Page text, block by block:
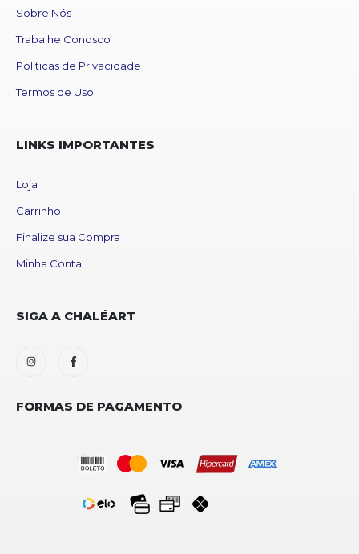
Sobre Nós
Trabalhe Conosco
Políticas de Privacidade
Termos de Uso
LINKS IMPORTANTES
Loja
Carrinho
Finalize sua Compra
Minha Conta
SIGA A CHALÉART
FORMAS DE PAGAMENTO